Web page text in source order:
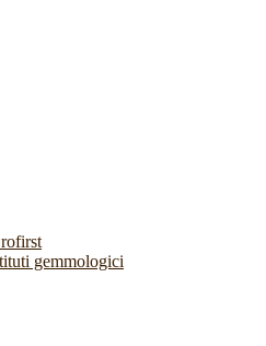
gemmologici